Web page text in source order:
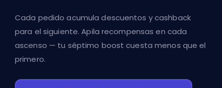
Cada pedido acumula descuentos y cashback
para el siguiente. Apila recompensas en cada
ascenso — tu séptimo boost cuesta menos que el
primero.